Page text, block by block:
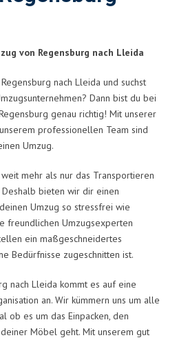
von Regensburg nach Lleida
nach Lleida und suchst
Dann bist du bei
genau richtig! Mit unserer
professionellen Team sind
Umzug.
mehr als nur das Transportieren
bieten wir dir einen
Umzug so stressfrei wie
freundlichen Umzugsexperten
ein maßgeschneidertes
Bedürfnisse zugeschnitten ist.
nach Lleida kommt es auf eine
an. Wir kümmern uns um alle
ob es um das Einpacken, den
Möbel geht. Mit unserem gut